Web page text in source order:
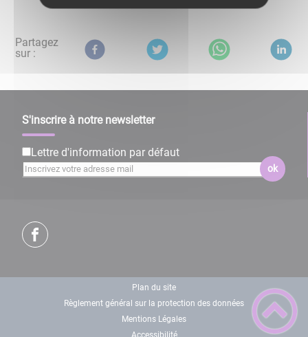
Partagez
sur :
S'inscrire à notre newsletter
Lettre d'information par défaut
ok
Plan du site
Règlement général sur la protection des données
Mentions Légales